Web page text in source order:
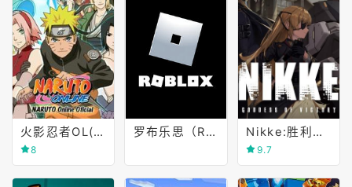
火影忍者OL(NARUTO Online)
8
罗布乐思（Roblox） Nikke:胜利女神(GODDESS OF VICTORY)
9.7